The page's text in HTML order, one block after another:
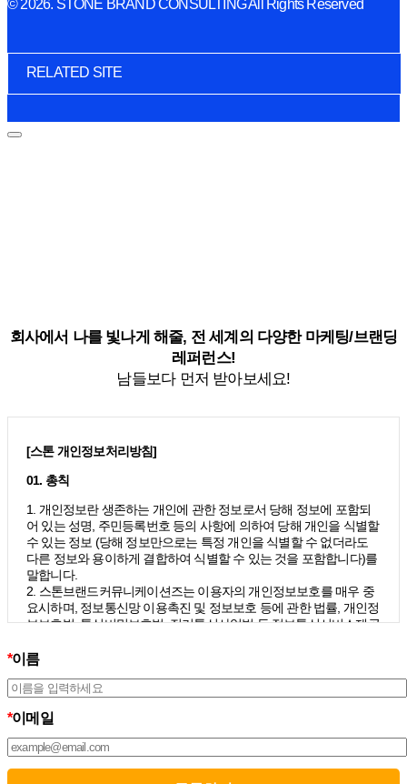
© 2026. STONE BRAND CONSULTING All Rights Reserved
RELATED SITE
회사에서 나를 빛나게 해줄, 전 세계의 다양한 마케팅/브랜딩
레퍼런스!
남들보다 먼저 받아보세요!
[스톤 개인정보처리방침]
01. 총칙
1. 개인정보란 생존하는 개인에 관한 정보로서 당해 정보에 포함되
어 있는 성명, 주민등록번호 등의 사항에 의하여 당해 개인을 식별할
수 있는 정보 (당해 정보만으로는 특정 개인을 식별할 수 없더라도
다른 정보와 용이하게 결합하여 식별할 수 있는 것을 포함합니다)를
말합니다.
2. 스톤브랜드커뮤니케이션즈는 이용자의 개인정보보호를 매우 중
요시하며, 정보통신망 이용촉진 및 정보보호 등에 관한 법률, 개인정
보보호법, 통신비밀보호법, 전기통신사업법 등 정보통신서비스제공
개인정보처리방침을 통하여 이용자가 제공하는 개인정보가 어떠한
치가 취해지고 있는지 알려드립니다.
선을 위하여 개정하는데 필요한 절차를 정하고 있으며, 개인정보처
리방침을 회사의 필요와 사회적 변화에 맞게 변경할 수 있습니다. 그
리고 개인정보처리방침을 개정하는 경우 버전번호 등을 부여하여
개정된 사항을 이용자께서 쉽게 알아볼 수 있도록 하고 있습니다.
*이름
*이메일